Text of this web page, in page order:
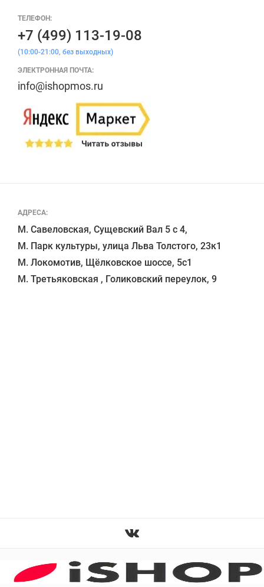
АДРЕСА:
М. Савеловская, Сущевский Вал 5 с 4,
М. Парк культуры, улица Льва Толстого, 23к1
М. Локомотив, Щёлковское шоссе, 5с1
ТЕЛЕФОН:
+7 (499) 113-19-08
(10:00-21:00, без выходных)
ЭЛЕКТРОННАЯ ПОЧТА:
info@ishopmos.ru